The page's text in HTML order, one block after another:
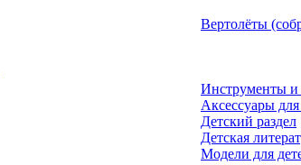
Вертолёты
Инструменты и
Аксессуары для
Детский раздел
Детская
Модели для